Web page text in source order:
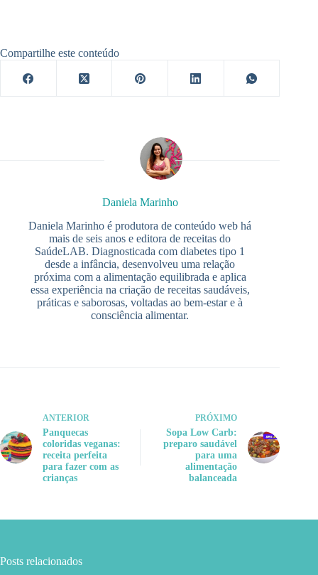
Compartilhe este conteúdo
Daniela Marinho
Daniela Marinho é produtora de conteúdo web há
mais de seis anos e editora de receitas do
SaúdeLAB. Diagnosticada com diabetes tipo 1
desde a infância, desenvolveu uma relação
próxima com a alimentação equilibrada e aplica
essa experiência na criação de receitas saudáveis,
práticas e saborosas, voltadas ao bem-estar e à
consciência alimentar.
ANTERIOR
Panquecas
coloridas veganas:
receita perfeita
para fazer com as
crianças
PRÓXIMO
Sopa Low Carb:
preparo saudável
para uma
alimentação
balanceada
Posts relacionados